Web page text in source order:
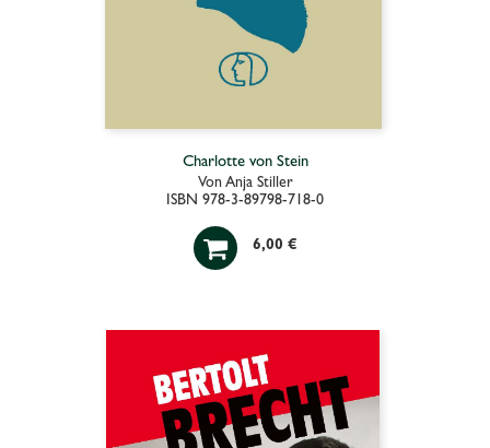
Charlotte von Stein
Von Anja Stiller
ISBN 978-3-89798-718-0
 6,00 €